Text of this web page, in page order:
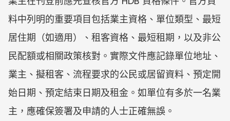
料中列明的重要項目包括業主資格、單位類型、最短
居住期（如適用）、租客資格、最短租期，以及非公
民配額或相關政策核對。實際文件應記錄單位地址、
業主、擬租客、流程要求的公民或居留資料、預定開
始日期、預定結束日期及租金。如單位有多於一名業
主，應確保簽署及申請的人士正確無誤。